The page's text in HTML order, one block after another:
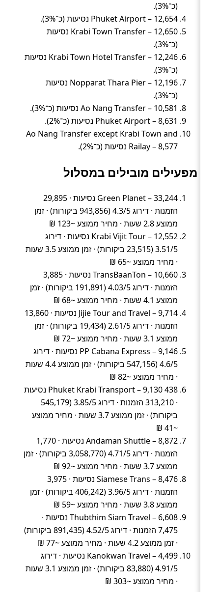
(כ־3%).
Phuket Airport – 12,654 נסיעות (כ־3%).
Krabi Town Transfer – 12,650 נסיעות
(כ־3%).
Krabi Town Hotel Transfer – 12,246 נסיעות
(כ־3%).
Nopparat Thara Pier – 12,196 נסיעות
(כ־3%).
Ao Nang Transfer – 10,581 נסיעות (כ־3%).
Phuket Airport – 8,631 נסיעות (כ־2%).
Ao Nang Transfer except Krabi Town and
Railay – 8,577 נסיעות (כ־2%).
מפעילים מובילים במסלול
Green Planet – 33,244 נסיעות · 29,895
הזמנות · דירוג 4.3/5 (943,856 ביקורות) · זמן
ממוצע 2.8 שעות · מחיר ממוצע ~123 ₪
Krabi Vijit Tour – 12,552 נסיעות · דירוג
3.51/5 (23,515 ביקורות) · זמן ממוצע 3.5 שעות
· מחיר ממוצע ~65 ₪
TransBaanTon – 10,660 נסיעות · 3,885
הזמנות · דירוג 4.03/5 (191,891 ביקורות) · זמן
ממוצע 4.1 שעות · מחיר ממוצע ~68 ₪
Jijie Tour and Travel – 9,714 נסיעות · 13,860
הזמנות · דירוג 2.61/5 (19,434 ביקורות) · זמן
ממוצע 3.1 שעות · מחיר ממוצע ~72 ₪
PP Cabana Express – 9,146 נסיעות · דירוג
4.6/5 (547,156 ביקורות) · זמן ממוצע 4.4 שעות
· מחיר ממוצע ~82 ₪
438 Phuket Krabi Transport – 9,130 נסיעות
· 313,210 הזמנות · דירוג 3.85/5 (545,179
ביקורות) · זמן ממוצע 3.7 שעות · מחיר ממוצע
~41 ₪
Andaman Shuttle – 8,872 נסיעות · 1,770
הזמנות · דירוג 4.71/5 (3,058,770 ביקורות) · זמן
ממוצע 3.7 שעות · מחיר ממוצע ~92 ₪
Siamese Trans – 8,476 נסיעות · 3,975
הזמנות · דירוג 3.96/5 (406,242 ביקורות) · זמן
ממוצע 3.8 שעות · מחיר ממוצע ~59 ₪
Thubthim Siam Travel – 6,608 נסיעות ·
7,475 הזמנות · דירוג 4.52/5 (891,435 ביקורות)
· זמן ממוצע 4.2 שעות · מחיר ממוצע ~77 ₪
Kanokwan Travel – 4,499 נסיעות · דירוג
4.91/5 (83,880 ביקורות) · זמן ממוצע 3.1 שעות
· מחיר ממוצע ~303 ₪